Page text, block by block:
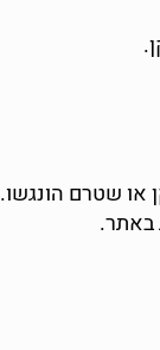
או שטרם הונגשו.
באתר.